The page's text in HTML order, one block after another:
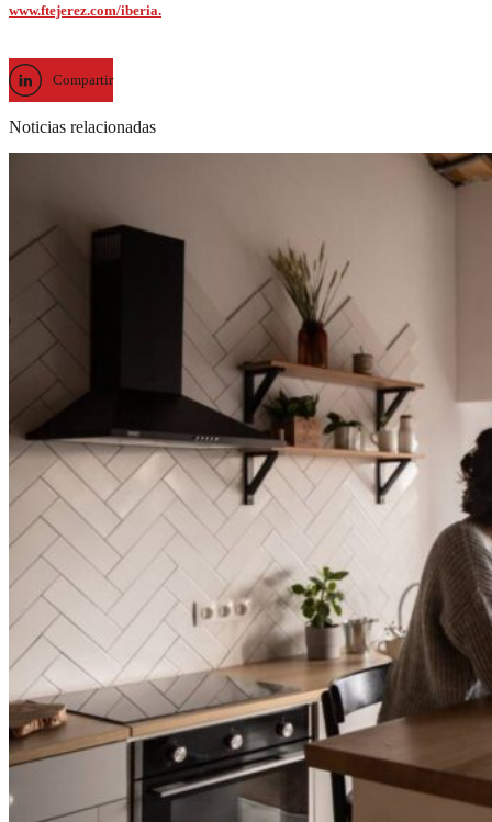
www.ftejerez.com/iberia.
Compartir
Noticias relacionadas